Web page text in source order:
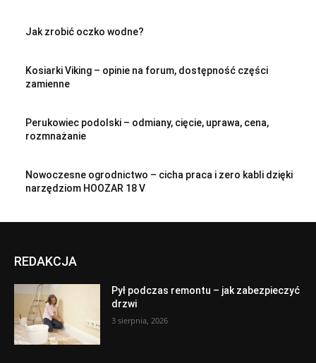
Jak zrobić oczko wodne?
Kosiarki Viking – opinie na forum, dostępność części
zamienne
Perukowiec podolski – odmiany, cięcie, uprawa, cena,
rozmnażanie
Nowoczesne ogrodnictwo – cicha praca i zero kabli dzięki
narzędziom HOOZAR 18 V
REDAKCJA
Pył podczas remontu – jak zabezpieczyć
drzwi
3 sierpnia, 2026